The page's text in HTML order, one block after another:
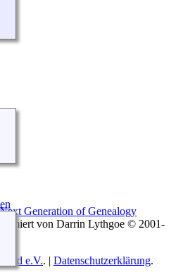
Generation of Genealogy
von Darrin Lythgoe © 2001-
e.V.. | Datenschutzerklärung.